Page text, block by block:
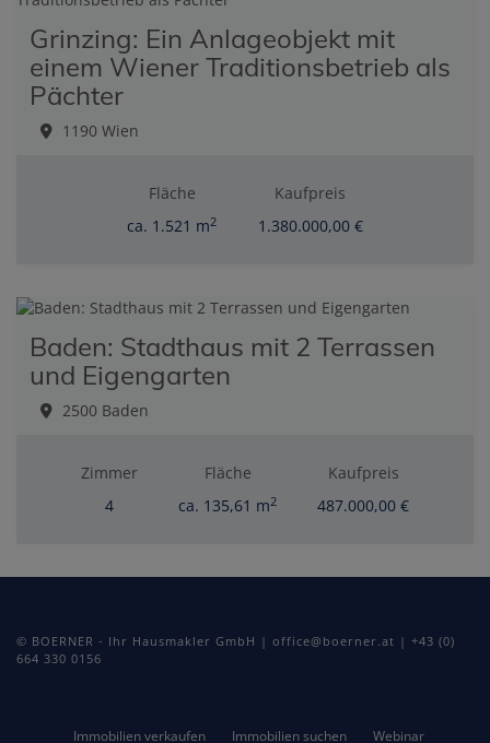
Grinzing: Ein Anlageobjekt mit
einem Wiener Traditionsbetrieb als
Pächter
1190 Wien
Fläche
ca. 1.521 m2
Kaufpreis
1.380.000,00 €
Baden: Stadthaus mit 2 Terrassen
und Eigengarten
2500 Baden
Zimmer
4
Fläche
ca. 135,61 m2
Kaufpreis
487.000,00 €
© BOERNER - Ihr Hausmakler GmbH | office@boerner.at | +43 (0)
664 330 0156
Immobilien verkaufen Immobilien suchen Webinar